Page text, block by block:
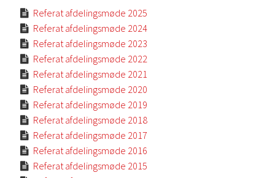
 Referat afdelingsmøde 2025
 Referat afdelingsmøde 2024
 Referat afdelingsmøde 2023
 Referat afdelingsmøde 2022
 Referat afdelingsmøde 2021
 Referat afdelingsmøde 2020
 Referat afdelingsmøde 2019
 Referat afdelingsmøde 2018
 Referat afdelingsmøde 2017
 Referat afdelingsmøde 2016
 Referat afdelingsmøde 2015